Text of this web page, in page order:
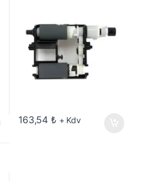
163,54₺ + Kdv